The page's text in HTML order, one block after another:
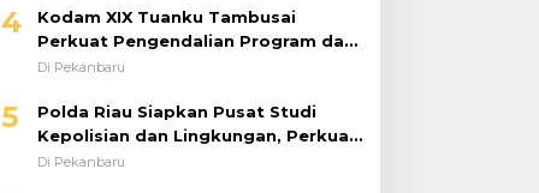
4
Kodam XIX Tuanku Tambusai
Perkuat Pengendalian Program dan
Implementasi Doktrin TNI AD
Di Pekanbaru
5
Polda Riau Siapkan Pusat Studi
Kepolisian dan Lingkungan, Perkuat
Green Policing Berbasis Riset
Di Pekanbaru